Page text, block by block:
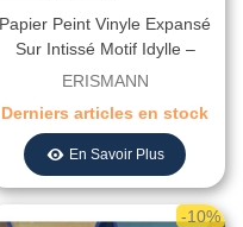
Papier Peint Vinyle Expansé
Sur Intissé Motif Idylle –
Erismann - Réf. 10009-05
ERISMANN
Derniers articles en stock
En Savoir Plus
-10%